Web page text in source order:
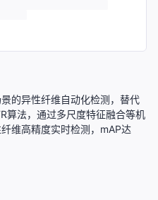
的异性纤维自动化检测，替代
算法，通过多尺度特征融合等机
维高精度实时检测，mAP达